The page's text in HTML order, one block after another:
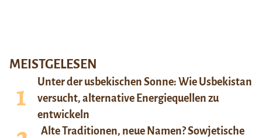
MEISTGELESEN
Unter der usbekischen Sonne: Wie Usbekistan
versucht, alternative Energiequellen zu
entwickeln
Alte Traditionen, neue Namen? Sowjetische